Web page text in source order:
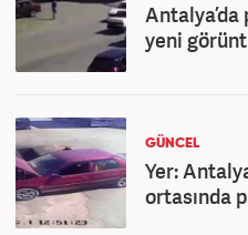
Antalya’da
yeni
GÜNCEL
Yer:
ortasında